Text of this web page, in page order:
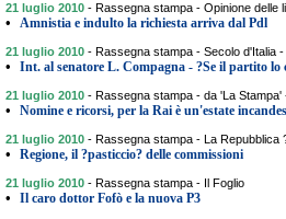
21 luglio 2010 - Rassegna stampa - Opinione delle
• Amnistia e indulto la richiesta arriva dal Pdl
21 luglio 2010 - Rassegna stampa - Secolo d'Italia
• Int. al senatore L. Compagna - ?Se il partito lo
21 luglio 2010 - Rassegna stampa - da 'La Stampa'
• Nomine e ricorsi, per la Rai è un'estate
21 luglio 2010 - Rassegna stampa - La Repubblica
• Regione, il ?pasticcio? delle commissioni
21 luglio 2010 - Rassegna stampa - Il Foglio
• Il caro dottor Fofò e la nuova P3